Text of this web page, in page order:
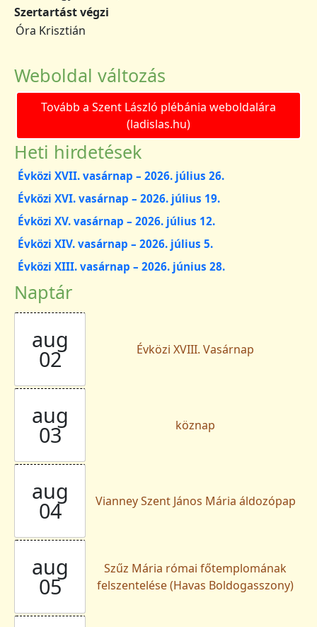
Szertartást végzi
Óra Krisztián
Weboldal változás
Tovább a Szent László plébánia weboldalára
(ladislas.hu)
Heti hirdetések
Évközi XVII. vasárnap – 2026. július 26.
Évközi XVI. vasárnap – 2026. július 19.
Évközi XV. vasárnap – 2026. július 12.
Évközi XIV. vasárnap – 2026. július 5.
Évközi XIII. vasárnap – 2026. június 28.
Naptár
aug
02 Évközi XVIII. Vasárnap
aug
03 köznap
aug
04 Vianney Szent János Mária áldozópap
aug
05
Szűz Mária római főtemplomának
felszentelése (Havas Boldogasszony)